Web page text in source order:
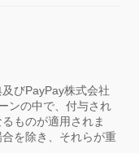
びPayPay株式会社
ンの中で、付与され
ものが適用されま
を除き、それらが重